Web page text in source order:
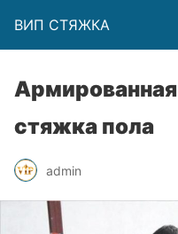
ВИП СТЯЖКА
стяжка пола
admin